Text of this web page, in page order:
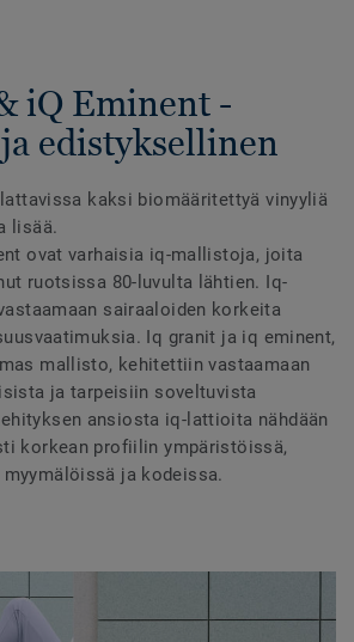
iQ Eminent -
edistyksellinen
kaksi biomääritettyä vinyyliä
lisää.
ovat varhaisia iq-mallistoja, joita
ruotsissa 80-luvulta lähtien. Iq-
sairaaloiden korkeita
Iq granit ja iq eminent,
mallisto, kehitettiin vastaamaan
ja tarpeisiin soveltuvista
ansiosta iq-lattioita nähdään
korkean profiilin ympäristöissä,
ja kodeissa.